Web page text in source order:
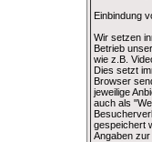
Einbindung
Wir setzen
Betrieb
wie z.B.
Dies setzt
Browser
jeweilige
auch als
gespeichert
Angaben